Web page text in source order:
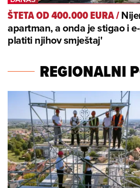
ŠTETA OD 400.000 EURA/
apartman, a onda je stigao i
platiti njihov smještaj'
REGIONALNI